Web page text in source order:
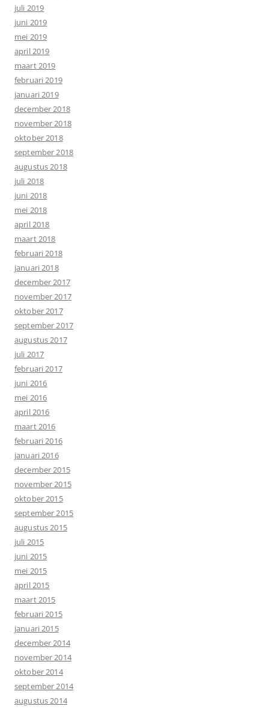
juli 2019
juni 2019
mei 2019
april 2019
maart 2019
februari 2019
januari 2019
december 2018
november 2018
oktober 2018
september 2018
augustus 2018
juli 2018
juni 2018
mei 2018
april 2018
maart 2018
februari 2018
januari 2018
december 2017
november 2017
oktober 2017
september 2017
augustus 2017
juli 2017
februari 2017
juni 2016
mei 2016
april 2016
maart 2016
februari 2016
januari 2016
december 2015
november 2015
oktober 2015
september 2015
augustus 2015
juli 2015
juni 2015
mei 2015
april 2015
maart 2015
februari 2015
januari 2015
december 2014
november 2014
oktober 2014
september 2014
augustus 2014